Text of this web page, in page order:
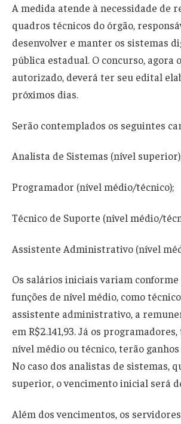
A medida atende à necessidade de
quadros técnicos do órgão,
desenvolver e manter os sistemas
pública estadual. O concurso, agora
autorizado, deverá ter seu edital
próximos dias.
Serão contemplados os seguintes
Analista de Sistemas (nível
Programador (nível médio/técnico);
Técnico de Suporte (nível médio/
Assistente Administrativo (nível
Os salários iniciais variam conforme
funções de nível médio, como
assistente administrativo, a
em R$2.141,93. Já os
nível médio ou técnico, terão ganhos
No caso dos analistas de sistemas,
superior, o vencimento inicial será de
Além dos vencimentos, os